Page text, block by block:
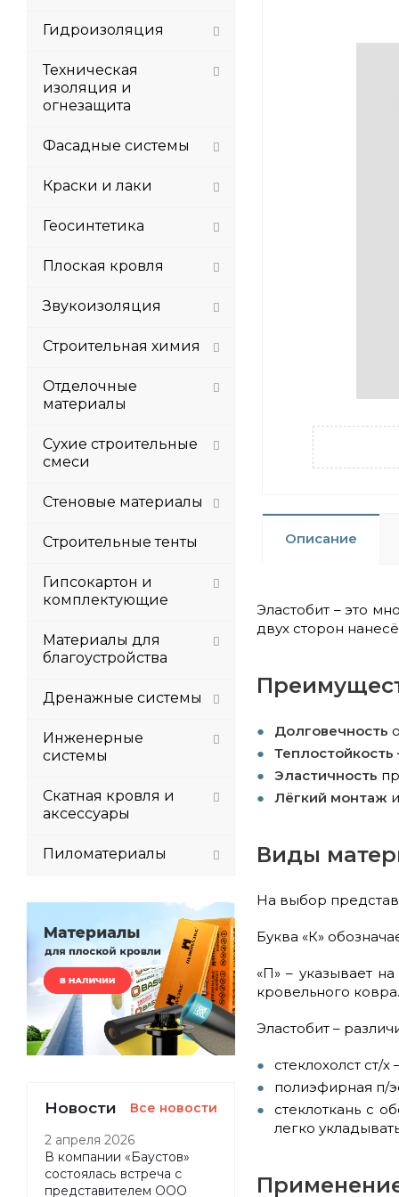
Описание
Эластобит – это
двух сторон
Долговечность
Теплостойкость
Эластичность
Лёгкий монтаж
Виды
На выбор
Буква «К»
«П» – указывает
кровельного ковра.
Эластобит –
стеклохолст ст/
полиэфирная п/
стеклоткань с
легко
Гидроизоляция
Техническая
изоляция и
огнезащита
Фасадные системы
Краски и лаки
Геосинтетика
Плоская кровля
Звукоизоляция
Строительная химия
Отделочные
материалы
Сухие строительные
смеси
Стеновые материалы
Строительные тенты
Гипсокартон и
комплектующие
Материалы для
благоустройства
Дренажные системы
Инженерные
системы
Скатная кровля и
аксессуары
Пиломатериалы
Новости Все новости
2 апреля 2026
В компании «Баустов»
состоялась встреча с
представителем ООО